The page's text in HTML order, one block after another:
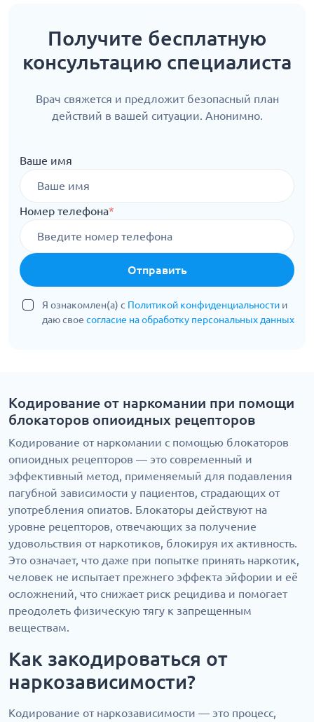
Получите бесплатную
консультацию специалиста
Врач свяжется и предложит безопасный план
действий в вашей ситуации. Анонимно.
Ваше имя
Номер телефона*
Отправить
Я ознакомлен(а) с Политикой конфиденциальности и
даю свое согласие на обработку персональных данных
Кодирование от наркомании при помощи
блокаторов опиоидных рецепторов
Кодирование от наркомании с помощью блокаторов
опиоидных рецепторов — это современный и
эффективный метод, применяемый для подавления
пагубной зависимости у пациентов, страдающих от
употребления опиатов. Блокаторы действуют на
уровне рецепторов, отвечающих за получение
удовольствия от наркотиков, блокируя их активность.
Это означает, что даже при попытке принять наркотик,
человек не испытает прежнего эффекта эйфории и её
осложнений, что снижает риск рецидива и помогает
преодолеть физическую тягу к запрещенным
веществам.
Как закодироваться от
наркозависимости?
Кодирование от наркозависимости — это процесс,